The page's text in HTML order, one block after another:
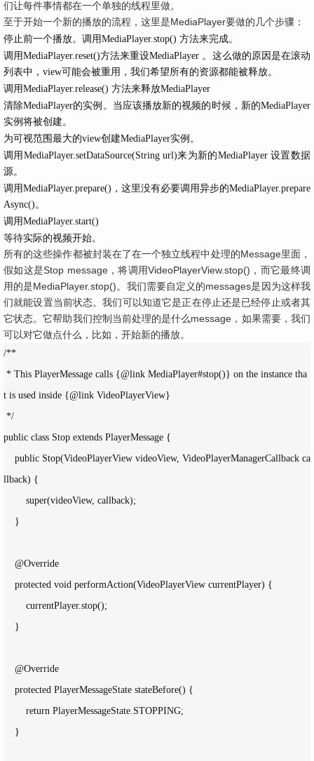
们让每件事情都在一个单独的线程里做。
至于开始一个新的播放的流程，这里是MediaPlayer要做的几个步骤：
停止前一个播放。调用MediaPlayer.stop() 方法来完成。
调用MediaPlayer.reset()方法来重设MediaPlayer 。这么做的原因是在滚动
列表中，view可能会被重用，我们希望所有的资源都能被释放。
调用MediaPlayer.release() 方法来释放MediaPlayer
清除MediaPlayer的实例。当应该播放新的视频的时候，新的MediaPlayer
实例将被创建。
为可视范围最大的view创建MediaPlayer实例。
调用MediaPlayer.setDataSource(String url)来为新的MediaPlayer 设置数据
源。
调用MediaPlayer.prepare()，这里没有必要调用异步的MediaPlayer.prepare
Async()。
调用MediaPlayer.start()
等待实际的视频开始。
所有的这些操作都被封装在了在一个独立线程中处理的Message里面，
假如这是Stop message，将调用VideoPlayerView.stop()，而它最终调
用的是MediaPlayer.stop()。我们需要自定义的messages是因为这样我
们就能设置当前状态。我们可以知道它是正在停止还是已经停止或者其
它状态。它帮助我们控制当前处理的是什么message，如果需要，我们
可以对它做点什么，比如，开始新的播放。
/**
* This PlayerMessage calls {@link MediaPlayer#stop()} on the instance tha
t is used inside {@link VideoPlayerView}
*/
public class Stop extends PlayerMessage {
public Stop(VideoPlayerView videoView, VideoPlayerManagerCallback ca
llback) {
super(videoView, callback);
}
@Override
protected void performAction(VideoPlayerView currentPlayer) {
currentPlayer.stop();
}
@Override
protected PlayerMessageState stateBefore() {
return PlayerMessageState.STOPPING;
}